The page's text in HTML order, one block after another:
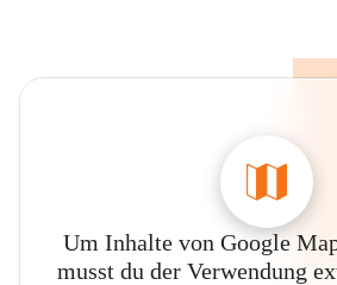
Bei Fragen, Anliegen oder Beschwerden.
Um Inhalte von Google
musst du der Verwendung